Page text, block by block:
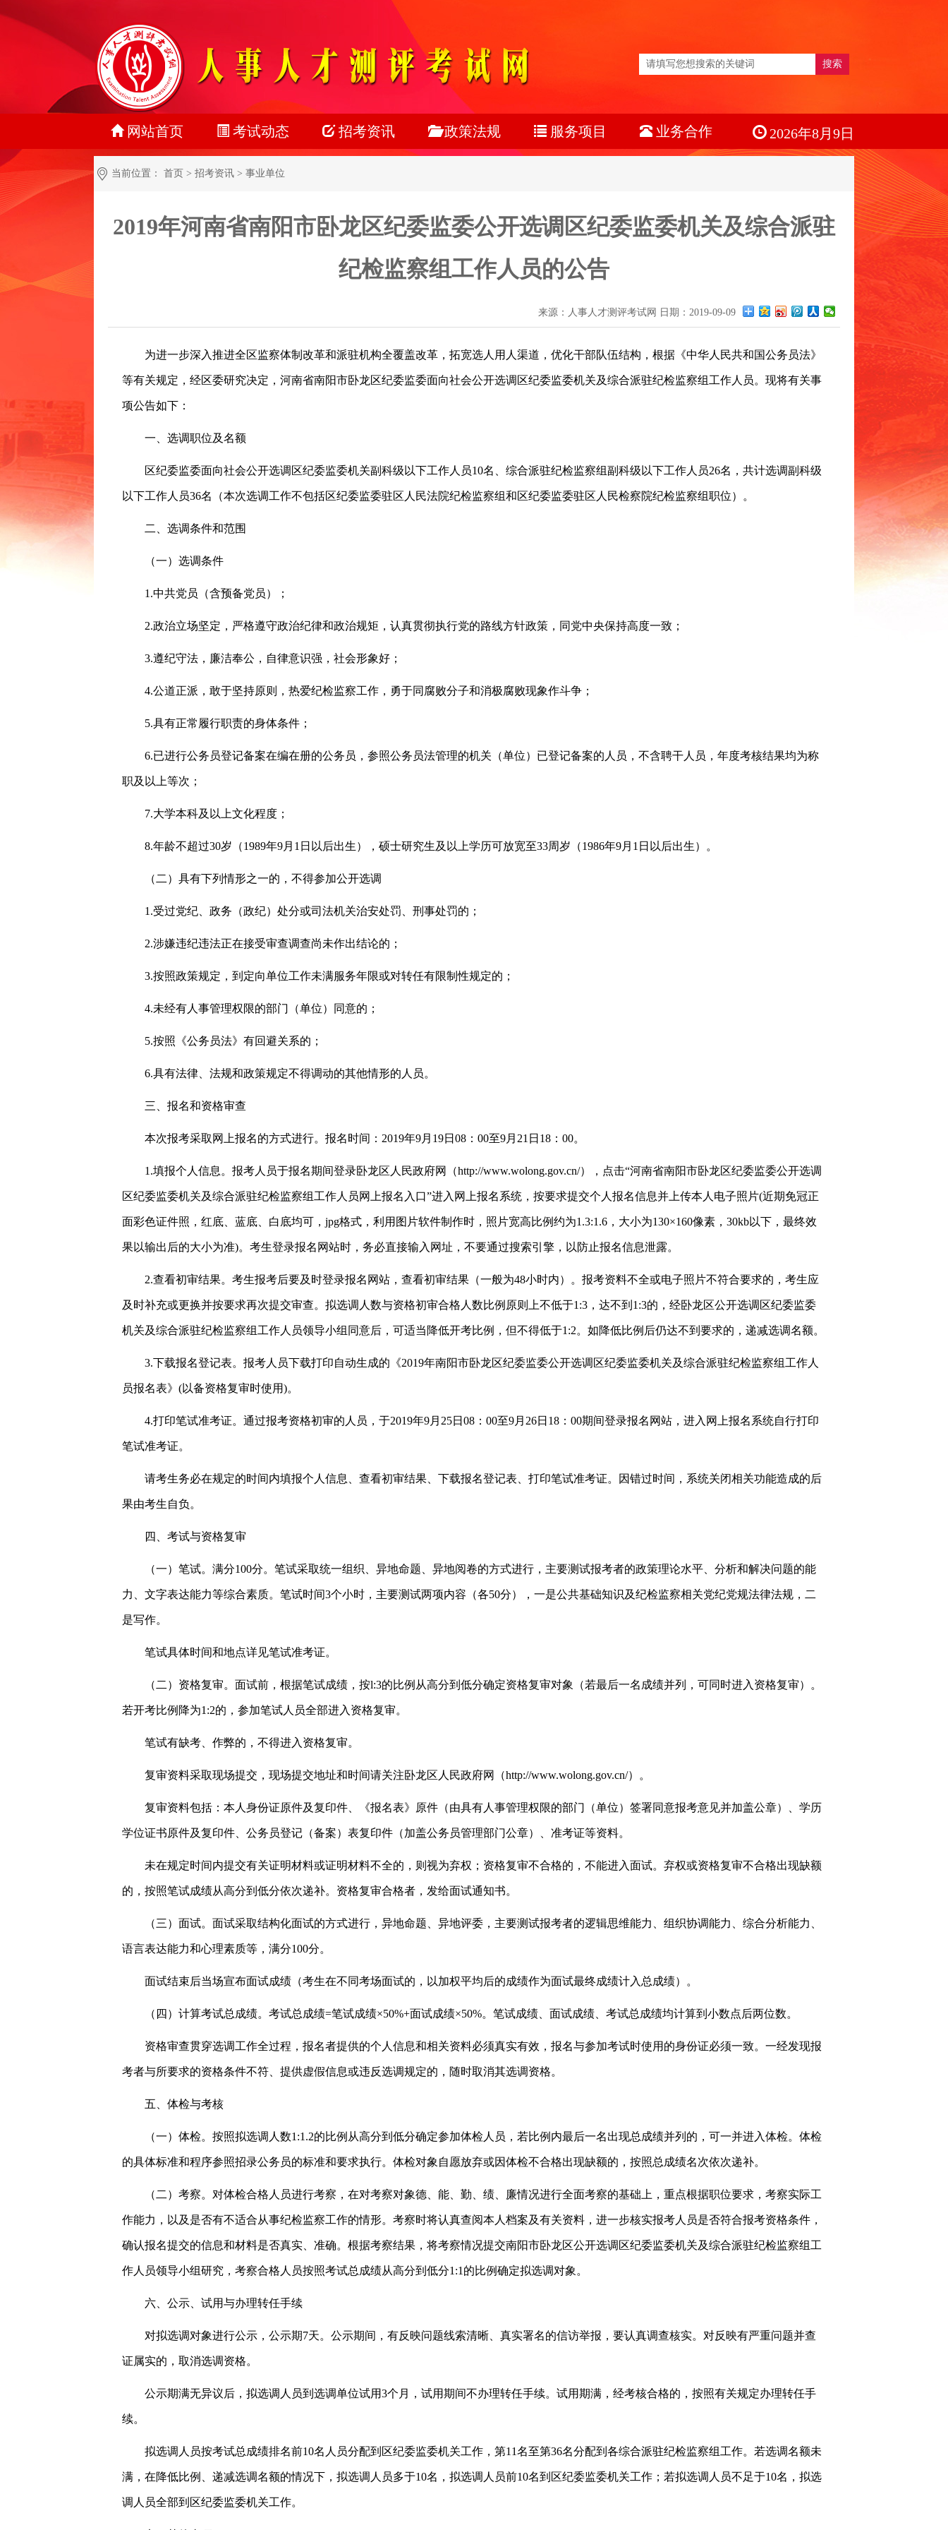
搜索
网站首页 考试动态
最新动态
准考证打印
招考资讯
教师系统
银行系统
政策法规
教师医疗
人力资源
服务项目
网上报名
在线笔试
在线面试
业务合作 2026年8月9日
当前位置： 首页 > 招考资讯 > 事业单位
2019年河南省南阳市卧龙区纪委监委公开选调区纪委监委机关及综合派驻
纪检监察组工作人员的公告
来源：人事人才测评考试网 日期：2019-09-09
为进一步深入推进全区监察体制改革和派驻机构全覆盖改革，拓宽选人用人渠道，优化干部队伍结构，根据《中华人民共和国公务员法》
等有关规定，经区委研究决定，河南省南阳市卧龙区纪委监委面向社会公开选调区纪委监委机关及综合派驻纪检监察组工作人员。现将有关事
项公告如下：
一、选调职位及名额
区纪委监委面向社会公开选调区纪委监委机关副科级以下工作人员10名、综合派驻纪检监察组副科级以下工作人员26名，共计选调副科级
以下工作人员36名（本次选调工作不包括区纪委监委驻区人民法院纪检监察组和区纪委监委驻区人民检察院纪检监察组职位）。
二、选调条件和范围
（一）选调条件
1.中共党员（含预备党员）；
2.政治立场坚定，严格遵守政治纪律和政治规矩，认真贯彻执行党的路线方针政策，同党中央保持高度一致；
3.遵纪守法，廉洁奉公，自律意识强，社会形象好；
4.公道正派，敢于坚持原则，热爱纪检监察工作，勇于同腐败分子和消极腐败现象作斗争；
5.具有正常履行职责的身体条件；
6.已进行公务员登记备案在编在册的公务员，参照公务员法管理的机关（单位）已登记备案的人员，不含聘干人员，年度考核结果均为称
职及以上等次；
7.大学本科及以上文化程度；
8.年龄不超过30岁（1989年9月1日以后出生），硕士研究生及以上学历可放宽至33周岁（1986年9月1日以后出生）。
（二）具有下列情形之一的，不得参加公开选调
1.受过党纪、政务（政纪）处分或司法机关治安处罚、刑事处罚的；
2.涉嫌违纪违法正在接受审查调查尚未作出结论的；
3.按照政策规定，到定向单位工作未满服务年限或对转任有限制性规定的；
4.未经有人事管理权限的部门（单位）同意的；
5.按照《公务员法》有回避关系的；
6.具有法律、法规和政策规定不得调动的其他情形的人员。
三、报名和资格审查
本次报考采取网上报名的方式进行。报名时间：2019年9月19日08：00至9月21日18：00。
1.填报个人信息。报考人员于报名期间登录卧龙区人民政府网（http://www.wolong.gov.cn/），点击“河南省南阳市卧龙区纪委监委公开选调
区纪委监委机关及综合派驻纪检监察组工作人员网上报名入口”进入网上报名系统，按要求提交个人报名信息并上传本人电子照片(近期免冠正
面彩色证件照，红底、蓝底、白底均可，jpg格式，利用图片软件制作时，照片宽高比例约为1.3:1.6，大小为130×160像素，30kb以下，最终效
果以输出后的大小为准)。考生登录报名网站时，务必直接输入网址，不要通过搜索引擎，以防止报名信息泄露。
2.查看初审结果。考生报考后要及时登录报名网站，查看初审结果（一般为48小时内）。报考资料不全或电子照片不符合要求的，考生应
及时补充或更换并按要求再次提交审查。拟选调人数与资格初审合格人数比例原则上不低于1:3，达不到1:3的，经卧龙区公开选调区纪委监委
机关及综合派驻纪检监察组工作人员领导小组同意后，可适当降低开考比例，但不得低于1:2。如降低比例后仍达不到要求的，递减选调名额。
3.下载报名登记表。报考人员下载打印自动生成的《2019年南阳市卧龙区纪委监委公开选调区纪委监委机关及综合派驻纪检监察组工作人
员报名表》(以备资格复审时使用)。
4.打印笔试准考证。通过报考资格初审的人员，于2019年9月25日08：00至9月26日18：00期间登录报名网站，进入网上报名系统自行打印
笔试准考证。
请考生务必在规定的时间内填报个人信息、查看初审结果、下载报名登记表、打印笔试准考证。因错过时间，系统关闭相关功能造成的后
果由考生自负。
四、考试与资格复审
（一）笔试。满分100分。笔试采取统一组织、异地命题、异地阅卷的方式进行，主要测试报考者的政策理论水平、分析和解决问题的能
力、文字表达能力等综合素质。笔试时间3个小时，主要测试两项内容（各50分），一是公共基础知识及纪检监察相关党纪党规法律法规，二
是写作。
笔试具体时间和地点详见笔试准考证。
（二）资格复审。面试前，根据笔试成绩，按l:3的比例从高分到低分确定资格复审对象（若最后一名成绩并列，可同时进入资格复审）。
若开考比例降为1:2的，参加笔试人员全部进入资格复审。
笔试有缺考、作弊的，不得进入资格复审。
复审资料采取现场提交，现场提交地址和时间请关注卧龙区人民政府网（http://www.wolong.gov.cn/）。
复审资料包括：本人身份证原件及复印件、《报名表》原件（由具有人事管理权限的部门（单位）签署同意报考意见并加盖公章）、学历
学位证书原件及复印件、公务员登记（备案）表复印件（加盖公务员管理部门公章）、准考证等资料。
未在规定时间内提交有关证明材料或证明材料不全的，则视为弃权；资格复审不合格的，不能进入面试。弃权或资格复审不合格出现缺额
的，按照笔试成绩从高分到低分依次递补。资格复审合格者，发给面试通知书。
（三）面试。面试采取结构化面试的方式进行，异地命题、异地评委，主要测试报考者的逻辑思维能力、组织协调能力、综合分析能力、
语言表达能力和心理素质等，满分100分。
面试结束后当场宣布面试成绩（考生在不同考场面试的，以加权平均后的成绩作为面试最终成绩计入总成绩）。
（四）计算考试总成绩。考试总成绩=笔试成绩×50%+面试成绩×50%。笔试成绩、面试成绩、考试总成绩均计算到小数点后两位数。
资格审查贯穿选调工作全过程，报名者提供的个人信息和相关资料必须真实有效，报名与参加考试时使用的身份证必须一致。一经发现报
考者与所要求的资格条件不符、提供虚假信息或违反选调规定的，随时取消其选调资格。
五、体检与考核
（一）体检。按照拟选调人数1:1.2的比例从高分到低分确定参加体检人员，若比例内最后一名出现总成绩并列的，可一并进入体检。体检
的具体标准和程序参照招录公务员的标准和要求执行。体检对象自愿放弃或因体检不合格出现缺额的，按照总成绩名次依次递补。
（二）考察。对体检合格人员进行考察，在对考察对象德、能、勤、绩、廉情况进行全面考察的基础上，重点根据职位要求，考察实际工
作能力，以及是否有不适合从事纪检监察工作的情形。考察时将认真查阅本人档案及有关资料，进一步核实报考人员是否符合报考资格条件，
确认报名提交的信息和材料是否真实、准确。根据考察结果，将考察情况提交南阳市卧龙区公开选调区纪委监委机关及综合派驻纪检监察组工
作人员领导小组研究，考察合格人员按照考试总成绩从高分到低分1:1的比例确定拟选调对象。
六、公示、试用与办理转任手续
对拟选调对象进行公示，公示期7天。公示期间，有反映问题线索清晰、真实署名的信访举报，要认真调查核实。对反映有严重问题并查
证属实的，取消选调资格。
公示期满无异议后，拟选调人员到选调单位试用3个月，试用期间不办理转任手续。试用期满，经考核合格的，按照有关规定办理转任手
续。
拟选调人员按考试总成绩排名前10名人员分配到区纪委监委机关工作，第11名至第36名分配到各综合派驻纪检监察组工作。若选调名额未
满，在降低比例、递减选调名额的情况下，拟选调人员多于10名，拟选调人员前10名到区纪委监委机关工作；若拟选调人员不足于10名，拟选
调人员全部到区纪委监委机关工作。